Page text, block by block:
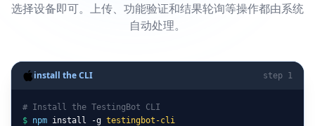
选择设备即可。上传、功能验证和结果轮询等操作都由系统
自动处理。
install the CLI step 1
# Install the TestingBot CLI
$ npm install -g testingbot-cli